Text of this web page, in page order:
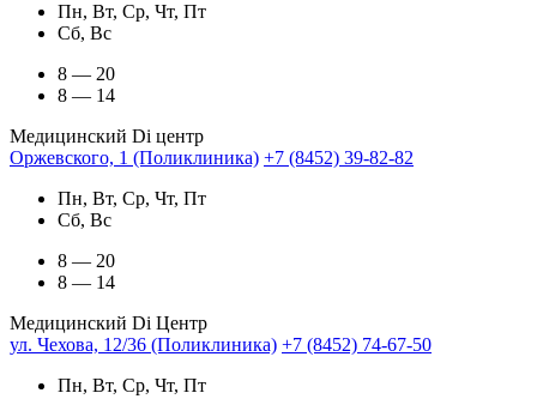
Пн, Вт, Ср, Чт, Пт
Сб, Вс
8 — 20
8 — 14
Медицинский Di центр
Оржевского, 1 (Поликлиника) +7 (8452) 39-82-82
Пн, Вт, Ср, Чт, Пт
Сб, Вс
8 — 20
8 — 14
Медицинский Di Центр
ул. Чехова, 12/36 (Поликлиника) +7 (8452) 74-67-50
Пн, Вт, Ср, Чт, Пт